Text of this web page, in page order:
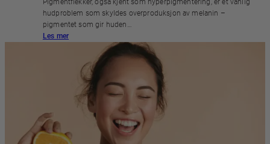
Pigmentflekker, også kjent som hyperpigmentering, er et vanlig
hudproblem som skyldes overproduksjon av melanin –
pigmentet som gir huden…
Les mer